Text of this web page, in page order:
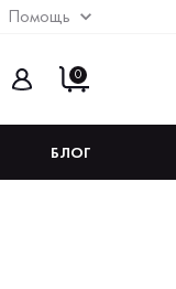
Помощь
0
БЛОГ